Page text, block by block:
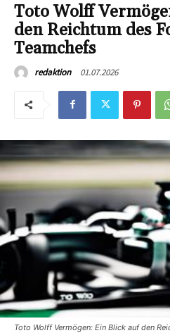
Toto Wolff
den Reichtum des
Teamchefs
redaktion 01.07.2026
Toto Wolff Vermögen: Ein Blick auf den